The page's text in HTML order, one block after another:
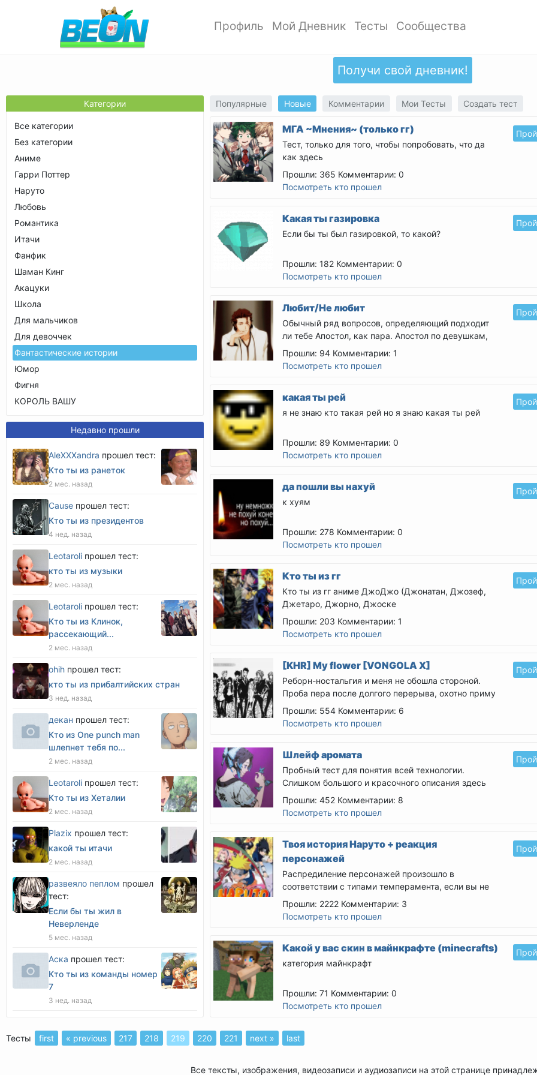
Профиль
Настройки аккаунта
Позитивки
Поиск
Друзья
Мой Дневник
Добавить запись
Дизайн дневника
Обзор записей
Тесты
Добавить тест
Популярные тесты
Новые тесты
Сообщества
Создать сообщество
Обзор сообществ
Получи свой дневник!
Популярные Новые Комментарии Мои Тесты Создать тест
МГА ~Мнения~ (только гг)
Тест, только для того, чтобы попробовать, что да
как здесь
Прошли: 365 Комментарии: 0
Посмотреть кто прошел
Какая ты газировка
Если бы ты был газировкой, то какой?
Прошли: 182 Комментарии: 0
Посмотреть кто прошел
Любит/Не любит
Обычный ряд вопросов, определяющий подходит
ли тебе Апостол, как пара. Апостол по девушкам,
так что...
Прошли: 94 Комментарии: 1
Посмотреть кто прошел
какая ты рей
я не знаю кто такая рей но я знаю какая ты рей
Прошли: 89 Комментарии: 0
Посмотреть кто прошел
да пошли вы нахуй
к хуям
Прошли: 278 Комментарии: 0
Посмотреть кто прошел
Кто ты из гг
Кто ты из гг аниме ДжоДжо (Джонатан, Джозеф,
Джетаро, Джорно, Джоске
Прошли: 203 Комментарии: 1
Посмотреть кто прошел
[KHR] My flower [VONGOLA X]
Реборн-ностальгия и меня не обошла стороной.
Проба пера после долгого перерыва, охотно приму
тапки.
Прошли: 554 Комментарии: 6
Посмотреть кто прошел
Шлейф аромата
Пробный тест для понятия всей технологии.
Слишком большого и красочного описания здесь
ждать не стоит....
Прошли: 452 Комментарии: 8
Посмотреть кто прошел
Твоя история Наруто + реакция
персонажей
Распредиление персонажей произошло в
соответствии с типами темперамента, если вы не
согласны с...
Прошли: 2222 Комментарии: 3
Посмотреть кто прошел
Какой у вас скин в майнкрафте (minecrafts)
категория майнкрафт
Прошли: 71 Комментарии: 0
Посмотреть кто прошел
Категории
Все категории
Без категории
Аниме
Гарри Поттер
Наруто
Любовь
Романтика
Итачи
Фанфик
Шаман Кинг
Акацуки
Школа
Для мальчиков
Для девоччек
Фантастические истории
Юмор
Фигня
КОРОЛЬ ВАШУ
Недавно прошли
AleXXXandra прошел тест:
Кто ты из ранеток
2 мес. назад
Cause прошел тест:
Кто ты из президентов
4 нед. назад
Leotaroli прошел тест:
кто ты из музыки
2 мес. назад
Leotaroli прошел тест:
Кто ты из Клинок,
рассекающий...
2 мес. назад
оhih прошел тест:
кто ты из прибалтийских стран
3 нед. назад
декан прошел тест:
Кто из One punch man
шлепнет тебя по...
2 мес. назад
Leotaroli прошел тест:
Кто ты из Хеталии
2 мес. назад
Plazix прошел тест:
какой ты итачи
2 мес. назад
развеяло пеплом прошел
тест:
Если бы ты жил в
Неверленде
5 мес. назад
Аска прошел тест:
Кто ты из команды номер
7
3 нед. назад
Тесты first « previous 217 218 219 220 221 next » last
Все тексты, изображения, видеозаписи и аудиозаписи на этой странице